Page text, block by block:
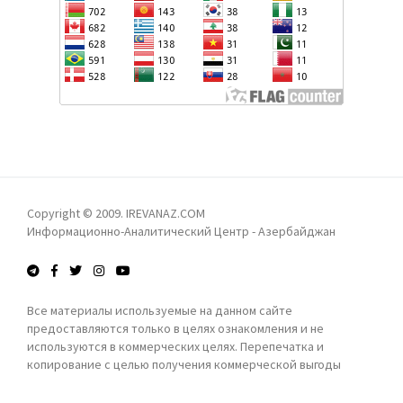
АЗЕРБАЙДЖАНСКАЯ ДЕЛЕГАЦИЯ ВО ГЛАВЕ С
ПРЕДСЕДАТЕЛЕМ МИЛЛИ МЕДЖЛИСА САХИБОЙ
ГАФАРОВОЙ ПОСЕТИЛА РЯД ГОСУДАРСТВЕННЫХ И
ИСТОРИЧЕСКИХ ОБЪЕКТОВ В ЭФИОПИИ
РАССМОТРЕНИЕ АПЕЛЛЯЦИОННЫХ ЖАЛОБ
СПИКЕР МИЛЛИ МЕДЖЛИСА АЗЕРБАЙДЖАНА
САХИБА ГАФАРОВА ПРИБЫЛА С ОФИЦИАЛЬНЫМ
КИТАЙ ВЫСОКО ОЦЕНИВАЮТ РОЛЬ ГРУЗИИ В
РЕГИОНЕ
Copyright © 2009. IREVANAZ.COM
Информационно-Аналитический Центр - Азербайджан
Все материалы используемые на данном сайте
предоставляются только в целях ознакомления и не
используются в коммерческих целях. Перепечатка и
копирование с целью получения коммерческой выгоды